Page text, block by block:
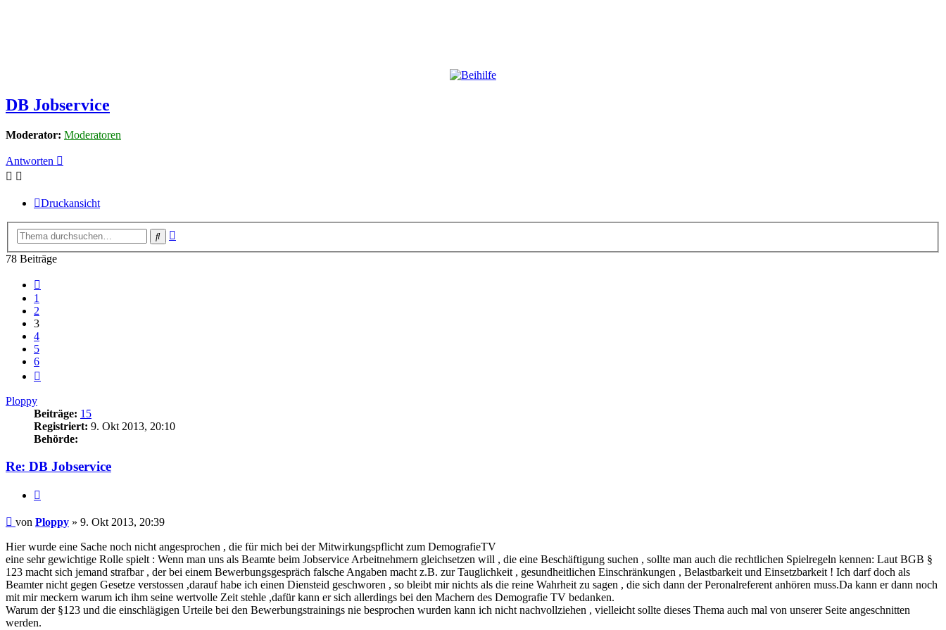
DB Jobservice
Moderator: Moderatoren
Antworten
Druckansicht
Suche
78 Beiträge
1
2
3
4
5
6
Ploppy
Beiträge: 15
Registriert: 9. Okt 2013, 20:10
Behörde:
Re: DB Jobservice
Beitrag
von Ploppy » 9. Okt 2013, 20:39
Hier wurde eine Sache noch nicht angesprochen , die für mich bei der Mitwirkungspflicht zum DemografieTV
eine sehr gewichtige Rolle spielt : Wenn man uns als Beamte beim Jobservice Arbeitnehmern gleichsetzen will , die eine Beschäftigung suchen , sollte man auch die rechtlichen Spielregeln kennen: Laut BGB §
123 macht sich jemand strafbar , der bei einem Bewerbungsgespräch falsche Angaben macht z.B. zur Tauglichkeit , gesundheitlichen Einschränkungen , Belastbarkeit und Einsetzbarkeit ! Ich darf doch als
Beamter nicht gegen Gesetze verstossen ,darauf habe ich einen Diensteid geschworen , so bleibt mir nichts als die reine Wahrheit zu sagen , die sich dann der Peronalreferent anhören muss.Da kann er dann noch
mit mir meckern warum ich ihm seine wertvolle Zeit stehle ,dafür kann er sich allerdings bei den Machern des Demografie TV bedanken.
Warum der §123 und die einschlägigen Urteile bei den Bewerbungstrainings nie besprochen wurden kann ich nicht nachvollziehen , vielleicht sollte dieses Thema auch mal von unserer Seite angeschnitten
werden.